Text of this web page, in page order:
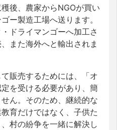
後、農家からNGOが買い
ー製造工場へ送ります。
ドライマンゴーへ加工さ
また海外へと輸出されま
販売するためには、「オ
を受ける必要があり、簡
ん。そのため、継続的な
育だけではなく、子供た
村の紛争を一緒に解決し